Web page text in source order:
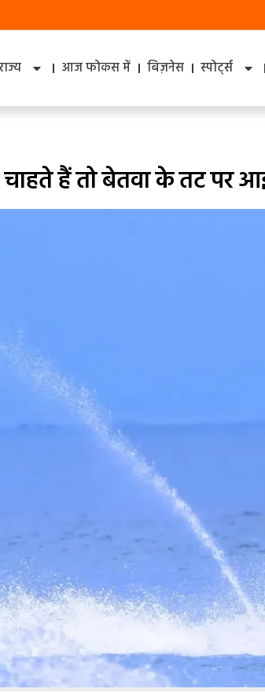
आज फोकस में बिज़नेस स्पोर्ट्स
चाहते हैं तो बेतवा के तट पर